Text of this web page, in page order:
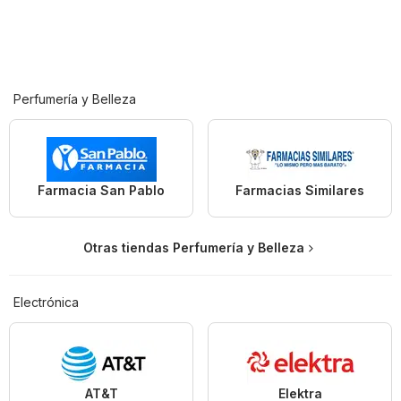
Perfumería y Belleza
Farmacia San Pablo Farmacias Similares
Otras tiendas Perfumería y Belleza
Electrónica
AT&T Elektra